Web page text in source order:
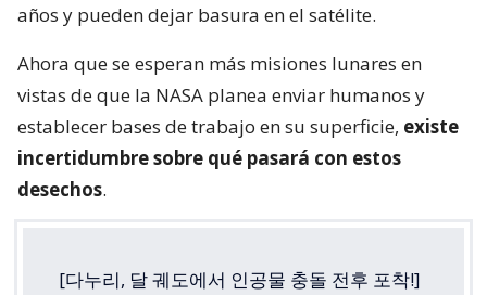
años y pueden dejar basura en el satélite.
Ahora que se esperan más misiones lunares en
vistas de que la NASA planea enviar humanos y
establecer bases de trabajo en su superficie, existe
incertidumbre sobre qué pasará con estos
desechos.
[다누리, 달 궤도에서 인공물 충돌 전후 포착!]